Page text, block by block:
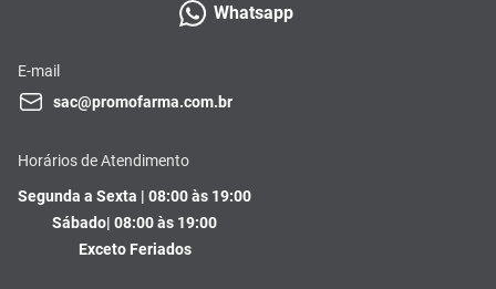
Whatsapp
E-mail
sac@promofarma.com.br
Horários de Atendimento
Segunda a Sexta | 08:00 às 19:00
Sábado| 08:00 às 19:00
Exceto Feriados